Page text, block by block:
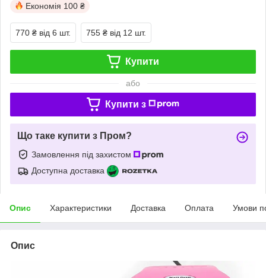
Економія 100 ₴
770 ₴ від 6 шт. 755 ₴ від 12 шт.
Купити
або
Купити з
Що таке купити з Пром?
Замовлення під захистом
Доступна доставка
Опис Характеристики Доставка Оплата Умови
Опис